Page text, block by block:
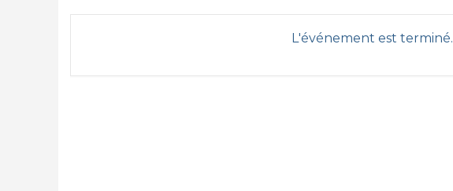
L'événement est terminé.